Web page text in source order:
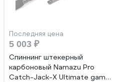
Последняя цена
5 003 ₽
Спиннинг штекерный
карбоновый Namazu Pro
Catch-Jack-X Ultimate game